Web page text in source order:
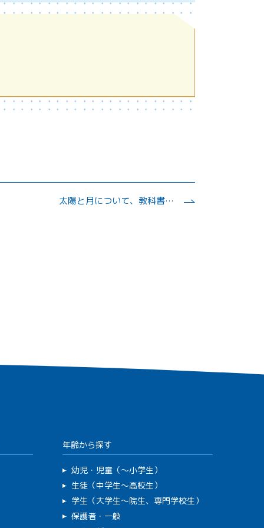
太陽と月について、教科書に掲載されていない内容を知る。
年齢から探す
幼児・児童（～小学生）
生徒（中学生～高校生）
学生（大学生～院生、専門学校生）
保護者・一般